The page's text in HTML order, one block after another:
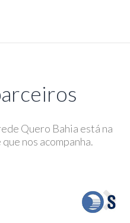
Quero Bahia está na
nos acompanha.